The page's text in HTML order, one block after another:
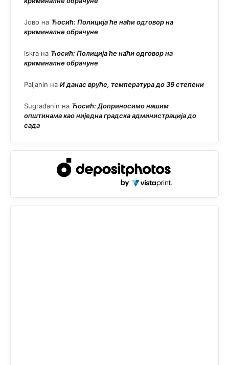
Јово на Ћосић: Полиција ће наћи одговор на
криминалне обрачуне
Iskra на Ћосић: Полиција ће наћи одговор на
криминалне обрачуне
Paljanin на И данас вруће, температура до 39 степени
Sugrađanin на Ћосић: Доприносимо нашим
општинама као ниједна градска администрација до
сада